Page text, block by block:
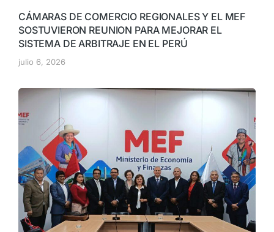
CÁMARAS DE COMERCIO REGIONALES Y EL MEF
SOSTUVIERON REUNION PARA MEJORAR EL
SISTEMA DE ARBITRAJE EN EL PERÚ
julio 6, 2026